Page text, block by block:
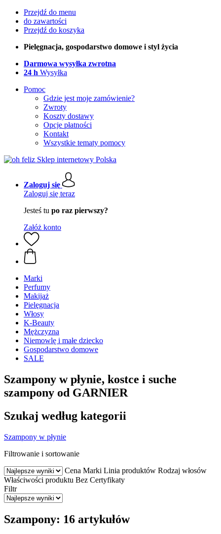
Przejdź do menu
do zawartości
Przejdź do koszyka
Pielęgnacja, gospodarstwo domowe i styl życia
Darmowa wysyłka zwrotna
24 h Wysyłka
Pomoc
Gdzie jest moje zamówienie?
Zwroty
Koszty dostawy
Opcje płatności
Kontakt
Wszystkie tematy pomocy
Zaloguj się
Zaloguj się teraz
Jesteś tu po raz pierwszy?
Załóż konto
Marki
Perfumy
Makijaż
Pielęgnacja
Włosy
K-Beauty
Mężczyzna
Niemowlę i małe dziecko
Gospodarstwo domowe
SALE
Szampony w płynie, kostce i suche
szampony od GARNIER
Szukaj według kategorii
Szampony w płynie
Filtrowanie i sortowanie
Cena Marki Linia produktów Rodzaj włosów
Właściwości produktu Bez Certyfikaty
Filtr
Szampony: 16 artykułów